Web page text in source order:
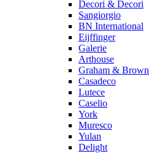
Decori & Decori
Sangiorgio
BN International
Eijffinger
Galerie
Arthouse
Graham & Brown
Casadeco
Lutece
Caselio
York
Muresco
Yulan
Delight